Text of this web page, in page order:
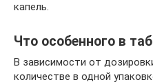
капель.
Что особенного в
В зависимости от
количестве в одной